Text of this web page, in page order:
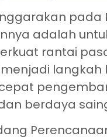
pada
adalah
rantai
berdaya